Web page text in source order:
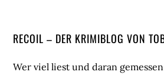
Seitenspalte
RECOIL – DER KRIMIBLOG VON
Wer viel liest und daran